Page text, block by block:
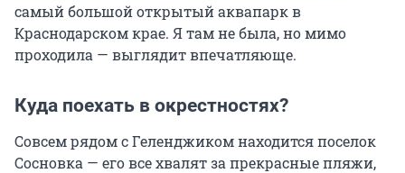
самый большой открытый аквапарк в
Краснодарском крае. Я там не была, но мимо
проходила — выглядит впечатляюще.
Куда поехать в окрестностях?
Совсем рядом с Геленджиком находится поселок
Сосновка — его все хвалят за прекрасные пляжи,